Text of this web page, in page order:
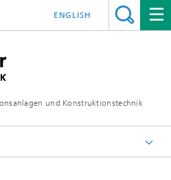
und Konstruktionstechnik
ENGLISH